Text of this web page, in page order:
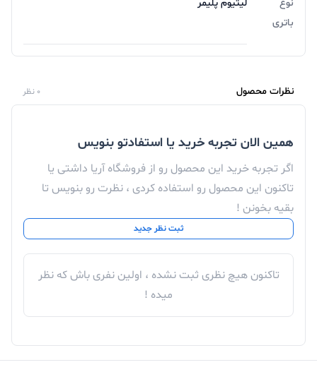
نوع
باتری
لیتیوم پلیمر
نظرات محصول 0 نظر
همین الان تجربه خرید یا استفادتو بنویس
اگر تجربه خرید این محصول رو از فروشگاه آریا داشتی یا
تاکنون این محصول رو استفاده کردی ، نظرت رو بنویس تا
بقیه بخونن !
ثبت نظر جدید
تاکنون هیچ نظری ثبت نشده ، اولین نفری باش که نظر
میده !